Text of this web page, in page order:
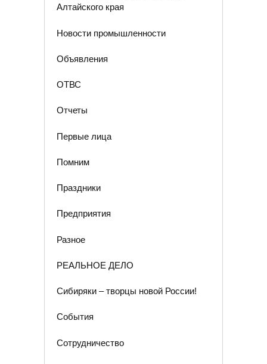
Алтайского края
Новости промышленности
Объявления
ОТВС
Отчеты
Первые лица
Помним
Праздники
Предприятия
Разное
РЕАЛЬНОЕ ДЕЛО
Сибиряки – творцы новой России!
События
Сотрудничество